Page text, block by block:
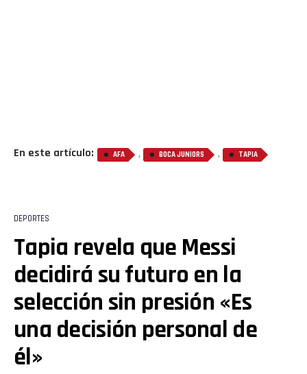
En este artículo: AFA , BOCA JUNIORS , TAPIA
DEPORTES
Tapia revela que Messi
decidirá su futuro en la
selección sin presión «Es
una decisión personal de
él»